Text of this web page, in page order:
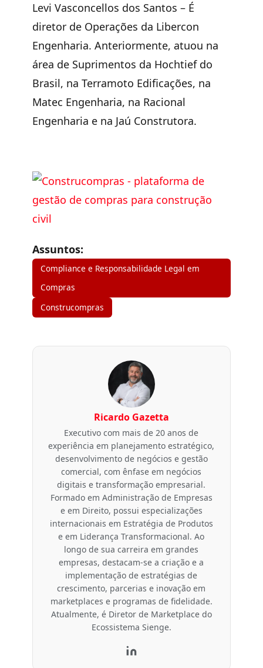
Levi Vasconcellos dos Santos – É
diretor de Operações da Libercon
Engenharia. Anteriormente, atuou na
área de Suprimentos da Hochtief do
Brasil, na Terramoto Edificações, na
Matec Engenharia, na Racional
Engenharia e na Jaú Construtora.
Assuntos:
Compliance e Responsabilidade Legal em
Compras
Construcompras
Ricardo Gazetta
Executivo com mais de 20 anos de
experiência em planejamento estratégico,
desenvolvimento de negócios e gestão
comercial, com ênfase em negócios
digitais e transformação empresarial.
Formado em Administração de Empresas
e em Direito, possui especializações
internacionais em Estratégia de Produtos
e em Liderança Transformacional. Ao
longo de sua carreira em grandes
empresas, destacam-se a criação e a
implementação de estratégias de
crescimento, parcerias e inovação em
marketplaces e programas de fidelidade.
Atualmente, é Diretor de Marketplace do
Ecossistema Sienge.